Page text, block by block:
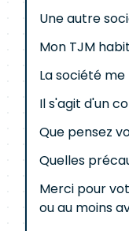
Une autre
Mon TJM
La société
Il s'agit d'un
Que pensez
Quelles
Merci pour
ou au moins